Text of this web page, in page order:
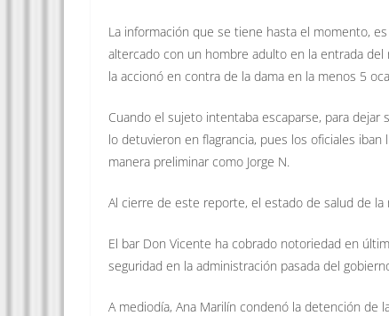
La información que se tiene hasta el momento,
altercado con un hombre adulto en la entrada
la accionó en contra de la dama en la menos 5
Cuando el sujeto intentaba escaparse, para
lo detuvieron en flagrancia, pues los oficiales
manera preliminar como Jorge N.
Al cierre de este reporte, el estado de salud de
El bar Don Vicente ha cobrado notoriedad en
seguridad en la administración pasada del
A mediodía, Ana Marilín condenó la detención de